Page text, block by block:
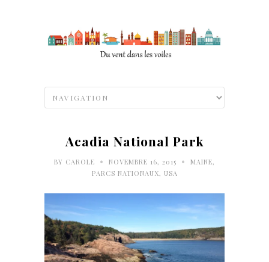
Acadia National Park
BY CAROLE • NOVEMBRE 16, 2015 • MAINE,
PARCS NATIONAUX, USA